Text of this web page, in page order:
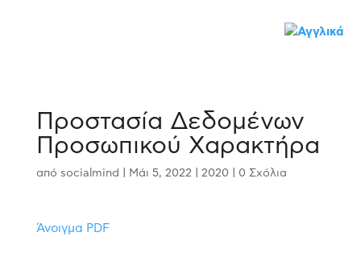
Προστασία Δεδομένων
Προσωπικού Χαρακτήρα
από socialmind Μάι 5, 2022 2020 0 Σχόλια
Άνοιγμα PDF